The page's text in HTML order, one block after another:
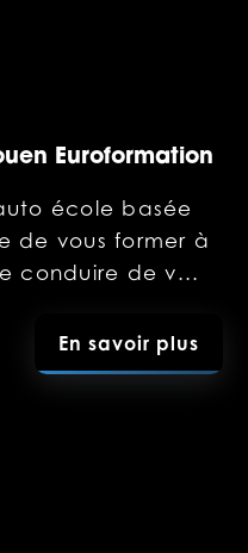
Euroformation
école basée
de vous former à
conduire de v...
En savoir plus